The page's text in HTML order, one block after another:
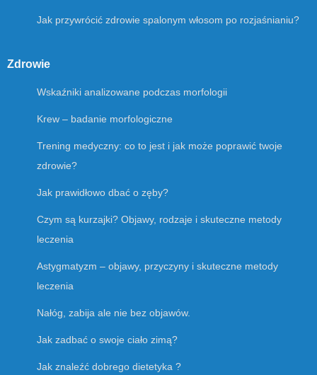
Jak przywrócić zdrowie spalonym włosom po rozjaśnianiu?
Zdrowie
Wskaźniki analizowane podczas morfologii
Krew – badanie morfologiczne
Trening medyczny: co to jest i jak może poprawić twoje
zdrowie?
Jak prawidłowo dbać o zęby?
Czym są kurzajki? Objawy, rodzaje i skuteczne metody
leczenia
Astygmatyzm – objawy, przyczyny i skuteczne metody
leczenia
Nałóg, zabija ale nie bez objawów.
Jak zadbać o swoje ciało zimą?
Jak znaleźć dobrego dietetyka ?